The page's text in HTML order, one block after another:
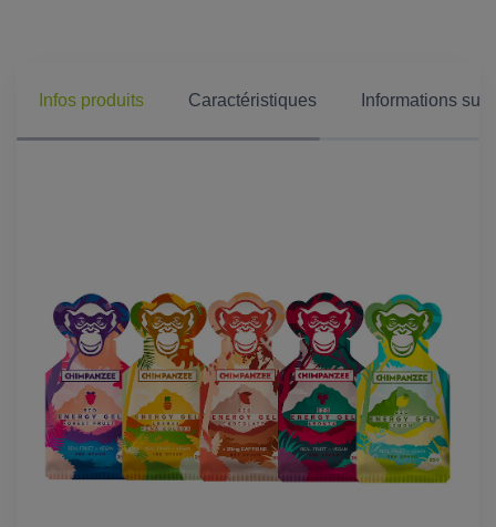
Infos produits Caractéristiques Informations